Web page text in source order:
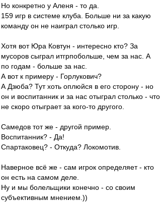
Но конкретно у Аленя - то да.
159 игр в системе клуба. Больше ни за какую
команду он не наиграл столько игр.
Хотя вот Юра Ковтун - интересно кто? За
мусоров сыграл итгрпобольше, чем за нас. А
по годам - больше за нас.
А вот к примеру - Горлукович?
А Дзюба? Тут хоть оплюйся в его сторону - но
он и воспитанник и за нас отыграл столько - что
не скоро отыграет за кого-то другого.
Самедов тот же - другой пример.
Воспитанник? - Да!
Спартаковец? - Откуда? Локомотив.
Наверное всё же - сам игрок определяет - кто
он есть на самом деле.
Ну и мы болельщики конечно - со своим
субъективным мнением.))